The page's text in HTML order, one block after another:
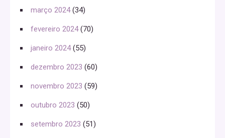
março 2024(34)
fevereiro 2024(70)
janeiro 2024(55)
dezembro 2023 (60)
novembro 2023 (59)
outubro 2023 (50)
setembro 2023 (51)